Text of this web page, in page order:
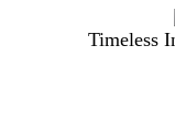
Timeless